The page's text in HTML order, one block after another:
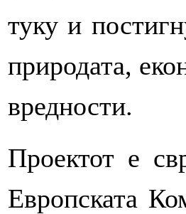
туку и
природата,
вредности.
Проектот е
Европската